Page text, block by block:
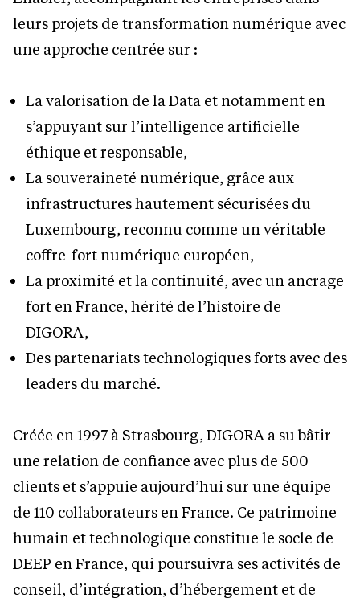
leurs projets de transformation numérique avec
une approche centrée sur :
La valorisation de la Data et notamment en
s’appuyant sur l’intelligence artificielle
éthique et responsable,
La souveraineté numérique, grâce aux
infrastructures hautement sécurisées du
Luxembourg, reconnu comme un véritable
coffre-fort numérique européen,
La proximité et la continuité, avec un ancrage
fort en France, hérité de l’histoire de
DIGORA,
Des partenariats technologiques forts avec des
leaders du marché.
Créée en 1997 à Strasbourg, DIGORA a su bâtir
une relation de confiance avec plus de 500
clients et s’appuie aujourd’hui sur une équipe
de 110 collaborateurs en France. Ce patrimoine
humain et technologique constitue le socle de
DEEP en France, qui poursuivra ses activités de
conseil, d’intégration, d’hébergement et de